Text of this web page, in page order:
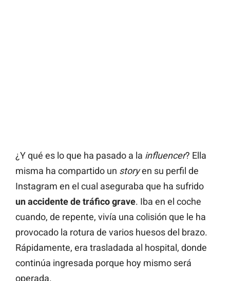
¿Y qué es lo que ha pasado a la influencer? Ella
misma ha compartido un storyen su perfil de
Instagram en el cual aseguraba que ha sufrido
un accidente de tráfico grave. Iba en el coche
cuando, de repente, vivía una colisión que le ha
provocado la rotura de varios huesos del brazo.
Rápidamente, era trasladada al hospital, donde
continúa ingresada porque hoy mismo será
operada.